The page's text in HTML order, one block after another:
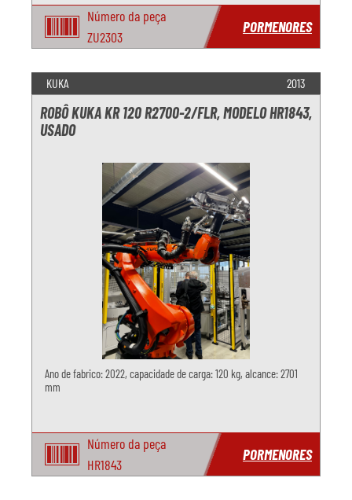
Número da peça
ZU2303
PORMENORES
KUKA 2013
ROBÔ KUKA KR 120 R2700-2/FLR, MODELO HR1843,
USADO
Ano de fabrico: 2022, capacidade de carga: 120 kg, alcance: 2701
mm
Número da peça
HR1843
PORMENORES